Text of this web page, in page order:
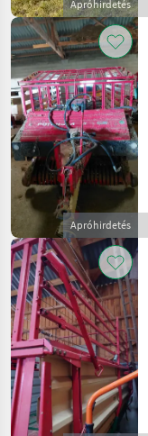
Apróhirdetés
Apróhirdetés